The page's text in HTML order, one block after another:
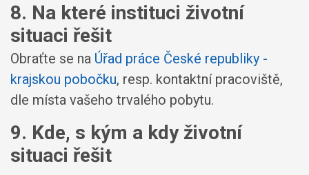
8. Na které instituci životní
situaci řešit
Obraťte se na Úřad práce České republiky -
krajskou pobočku, resp. kontaktní pracoviště,
dle místa vašeho trvalého pobytu.
9. Kde, s kým a kdy životní
situaci řešit